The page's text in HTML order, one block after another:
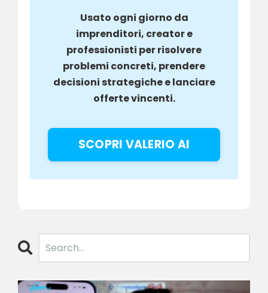
Usato ogni giorno da
imprenditori, creator e
professionisti per risolvere
problemi concreti, prendere
decisioni strategiche e lanciare
offerte vincenti.
SCOPRI VALERIO AI